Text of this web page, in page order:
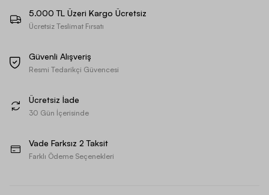
5.000 TL Üzeri Kargo Ücretsiz
Ücretsiz Teslimat Fırsatı
Güvenli Alışveriş
Resmi Tedarikçi Güvencesi
Ücretsiz İade
30 Gün İçerisinde
Vade Farksız 2 Taksit
Farklı Ödeme Seçenekleri